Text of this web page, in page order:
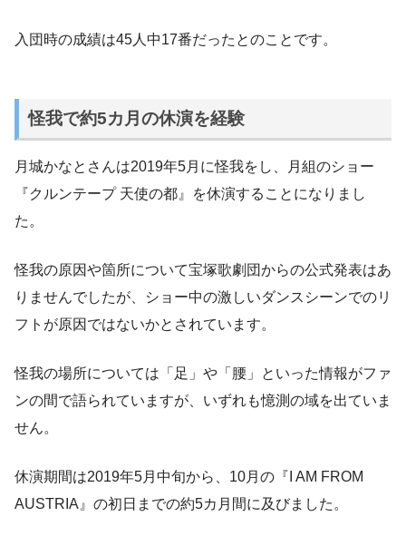
入団時の成績は45人中17番だったとのことです。
怪我で約5カ月の休演を経験
月城かなとさんは2019年5月に怪我をし、月組のショー
『クルンテープ 天使の都』を休演することになりまし
た。
怪我の原因や箇所について宝塚歌劇団からの公式発表はあ
りませんでしたが、ショー中の激しいダンスシーンでのリ
フトが原因ではないかとされています。
怪我の場所については「足」や「腰」といった情報がファ
ンの間で語られていますが、いずれも憶測の域を出ていま
せん。
休演期間は2019年5月中旬から、10月の『I AM FROM
AUSTRIA』の初日までの約5カ月間に及びました。